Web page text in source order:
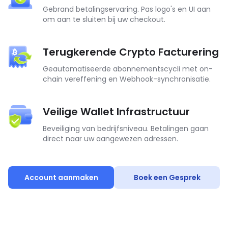
Gebrand betalingservaring. Pas logo's en UI aan
om aan te sluiten bij uw checkout.
Terugkerende Crypto Facturering
Geautomatiseerde abonnementscycli met on-
chain vereffening en Webhook-synchronisatie.
Veilige Wallet Infrastructuur
Beveiliging van bedrijfsniveau. Betalingen gaan
direct naar uw aangewezen adressen.
Account aanmaken Boek een Gesprek